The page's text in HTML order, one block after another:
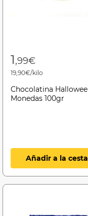
1,99€
19,90€/kilo
Chocolatina
Monedas 100gr
Añadir a la cesta